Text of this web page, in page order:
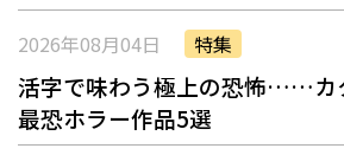
2026年08月04日 特集
活字で味わう極上の恐怖……カ
最恐ホラー作品5選